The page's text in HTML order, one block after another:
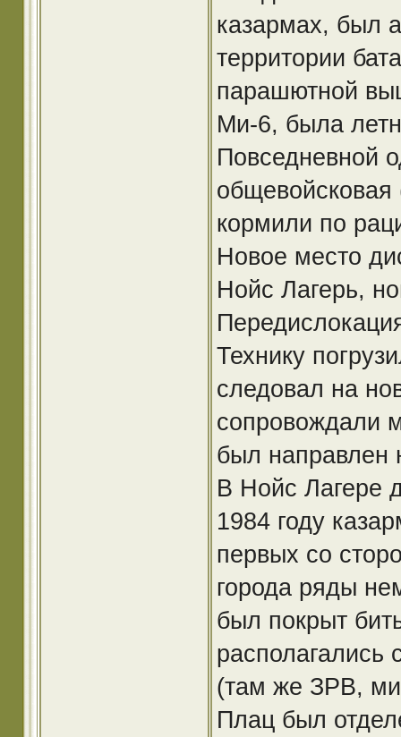
казармах, был
территории
парашютной
Ми-6, была
Повседневной
кормили по
Новое место
Нойс Лагерь,
Технику
следовал на
сопровождали
был направлен
В Нойс Лагере
1984 году
первых со
города ряды
был покрыт
располагались
(там же ЗРВ,
Плац был